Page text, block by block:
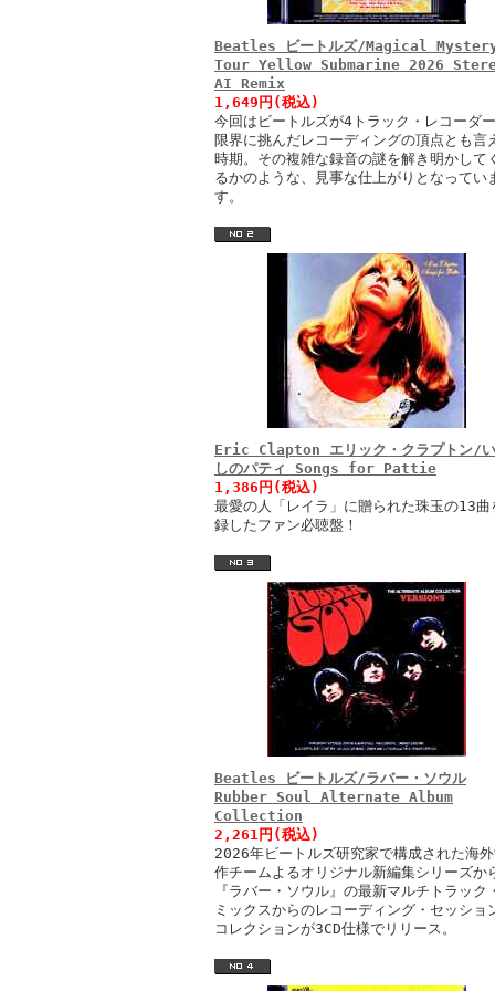
Beatles ビートルズ/Magical
Tour Yellow Submarine 2026
AI Remix
1,649円(税込)
今回はビートルズが4トラック・レコーダ
限界に挑んだレコーディングの頂点とも言
時期。その複雑な録音の謎を解き明かして
るかのような、見事な仕上がりとなってい
す。
Eric Clapton エリック・クラプトン/い
しのパティ Songs for Pattie
1,386円(税込)
最愛の人「レイラ」に贈られた珠玉の13曲
録したファン必聴盤！
Beatles ビートルズ/ラバー・ソウル
Rubber Soul Alternate Album
Collection
2,261円(税込)
2026年ビートルズ研究家で構成された海外
作チームよるオリジナル新編集シリーズか
『ラバー・ソウル』の最新マルチトラック
ミックスからのレコーディング・セッショ
コレクションが3CD仕様でリリース。